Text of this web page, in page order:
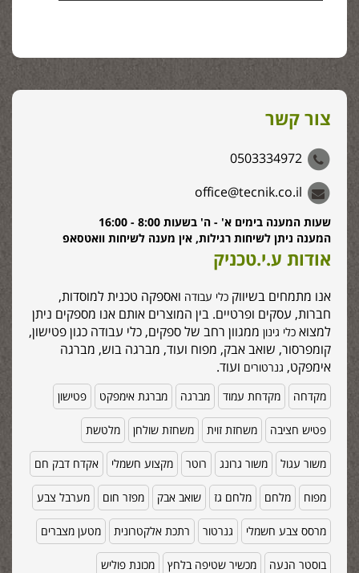
צור קשר
0503334972
office@tecnik.co.il
שעות המענה בימים א' - ה' בשעות 8:00 - 16:00
המענה ניתן לשיחות רגילות, אין מענה לשיחות וואטסאפ
אודות ע.י.טכניק
אנו מתמחים בשיווק כלי עבודה ואספקה טכנית למוסדות,
חברות, עסקים ופרטיים. בין המוצרים אותם אנו מספקים ניתן
למצוא כלי גינון ממגוון רחב של ספקים, כלי עבודה כגון פטישון,
קומפרסור, שואב אבק, מפוח ועוד, מברגה בוש, מברגה
אימפקט, גנרטורים ועוד.
מקדחה מקדחת עמוד מברגה מברגת אימפקט פטישון
פטיש חציבה משחזת זוית משחזת שולחן מלטשת
משור עגול משור גרונג רוטר מקצוע חשמלי אקדח דבק חם
מפוח מלחם מלחם גז שואב אבק מפזר חום מערבל צבע
מרסס צבע חשמלי גנרטור רתכת אלקטרונית מטען מצברים
בוסטר הנעה מכשיר שטיפה בלחץ מכונת פוליש